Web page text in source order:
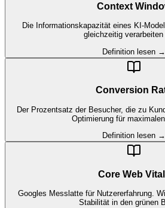
Context
Die Informationskapazität eines KI-
gleichzeitig verarbeiten
Definition lesen →
Conversion
Der Prozentsatz der Besucher, die zu
Optimierung für
Definition lesen →
Core Web
Googles Messlatte für Nutzererfahrung.
Stabilität in den grünen